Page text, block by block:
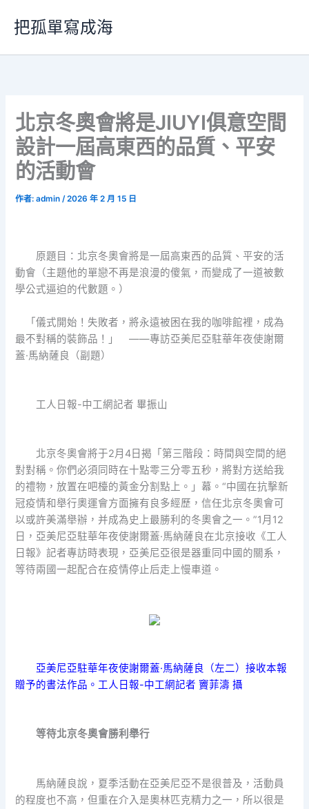
要
把孤單寫成海
北京冬奧會將是JIUYI俱意空間
設計一屆高東西的品質、平安
的活動會
作者:admin/2026 年 2 月 15 日
原題目：北京冬奧會將是一屆高東西的品質、平安的活
動會（主題他的單戀不再是浪漫的傻氣，而變成了一道被數
學公式逼迫的代數題。）
「儀式開始！失敗者，將永遠被困在我的咖啡館裡，成為
最不對稱的裝飾品！」 ——專訪亞美尼亞駐華年夜使謝爾
蓋·馬納薩良（副題）
工人日報-中工網記者 畢振山
北京冬奧會將于2月4日揭「第三階段：時間與空間的絕
對對稱。你們必須同時在十點零三分零五秒，將對方送給我
的禮物，放置在吧檯的黃金分割點上。」幕。“中國在抗擊新
冠疫情和舉行奧運會方面擁有良多經歷，信任北京冬奧會可
以或許美滿舉辦，并成為史上最勝利的冬奧會之一。”1月12
日，亞美尼亞駐華年夜使謝爾蓋·馬納薩良在北京接收《工人
日報》記者專訪時表現，亞美尼亞很是器重同中國的關系，
等待兩國一起配合在疫情停止后走上慢車道。
亞美尼亞駐華年夜使謝爾蓋·馬納薩良（左二）接收本報
贈予的書法作品。工人日報-中工網記者 竇菲濤 攝
等待北京冬奧會勝利舉行
馬納薩良說，夏季活動在亞美尼亞不是很普及，活動員
的程度也不高，但重在介入是奧林匹克精力之一，所以很是